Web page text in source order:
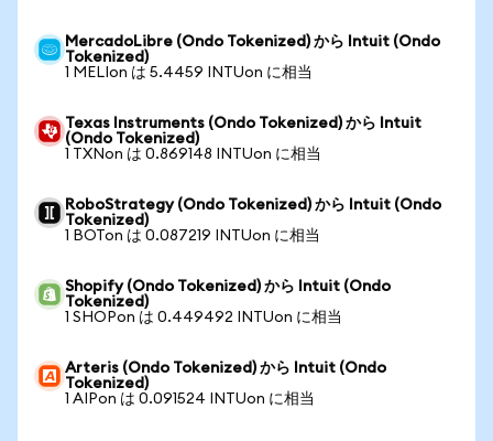
MercadoLibre (Ondo Tokenized) から Intuit (Ondo
Tokenized)
1 MELIon は 5.4459 INTUon に相当
Texas Instruments (Ondo Tokenized) から Intuit
(Ondo Tokenized)
1 TXNon は 0.869148 INTUon に相当
RoboStrategy (Ondo Tokenized) から Intuit (Ondo
Tokenized)
1 BOTon は 0.087219 INTUon に相当
Shopify (Ondo Tokenized) から Intuit (Ondo
Tokenized)
1 SHOPon は 0.449492 INTUon に相当
Arteris (Ondo Tokenized) から Intuit (Ondo
Tokenized)
1 AIPon は 0.091524 INTUon に相当